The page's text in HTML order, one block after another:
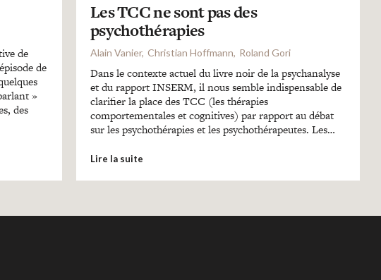
de
de
»
des
Les TCC ne sont pas des
psychothérapies
Alain Vanier Christian Hoffmann Roland Gori
Dans le contexte actuel du livre noir de la psychanalyse
et du rapport INSERM, il nous semble indispensable de
clarifier la place des TCC (les thérapies
comportementales et cognitives) par rapport au débat
sur les psychothérapies et les psychothérapeutes. Les…
Lire la suite